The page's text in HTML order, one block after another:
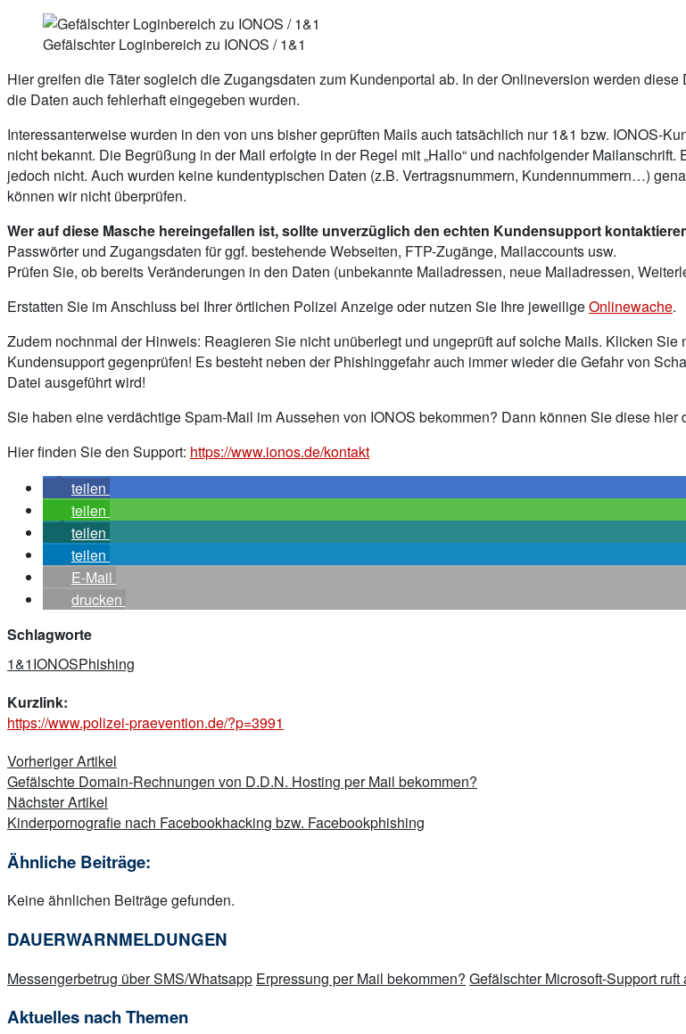
Gefälschter Loginbereich zu IONOS / 1&1
Hier greifen die Täter sogleich die Zugangsdaten zum Kundenportal ab. In der Onlineversion werden
die Daten auch fehlerhaft eingegeben wurden.
Interessanterweise wurden in den von uns bisher geprüften Mails auch tatsächlich nur 1&1 bzw. IONOS-
nicht bekannt. Die Begrüßung in der Mail erfolgte in der Regel mit „Hallo“ und nachfolgender
jedoch nicht. Auch wurden keine kundentypischen Daten (z.B. Vertragsnummern, Kundennummern…)
können wir nicht überprüfen.
Wer auf diese Masche hereingefallen ist, sollte unverzüglich den echten Kundensupport
Passwörter und Zugangsdaten für ggf. bestehende Webseiten, FTP-Zugänge, Mailaccounts usw.
Prüfen Sie, ob bereits Veränderungen in den Daten (unbekannte Mailadressen, neue Mailadressen,
Erstatten Sie im Anschluss bei Ihrer örtlichen Polizei Anzeige oder nutzen Sie Ihre jeweiligeOnlinewache.
Zudem nochnmal der Hinweis: Reagieren Sie nicht unüberlegt und ungeprüft auf solche Mails. Klicken
Kundensupport gegenprüfen! Es besteht neben der Phishinggefahr auch immer wieder die Gefahr von
Datei ausgeführt wird!
Sie haben eine verdächtige Spam-Mail im Aussehen von IONOS bekommen? Dann können Sie diese hier
Hier finden Sie den Support: https://www.ionos.de/kontakt
teilen
teilen
teilen
teilen
E-Mail
drucken
Schlagworte
1&1IONOSPhishing
Kurzlink:
https://www.polizei-praevention.de/?p=3991
Beitragsnavigation
Vorheriger Artikel
Gefälschte Domain-Rechnungen von D.D.N. Hosting per Mail bekommen?
Nächster Artikel
Kinderpornografie nach Facebookhacking bzw. Facebookphishing
Ähnliche Beiträge:
Keine ähnlichen Beiträge gefunden.
DAUERWARNMELDUNGEN
Messengerbetrug über SMS/Whatsapp Erpressung per Mail bekommen? Gefälschter Microsoft-Support ruft
Aktuelles nach Themen